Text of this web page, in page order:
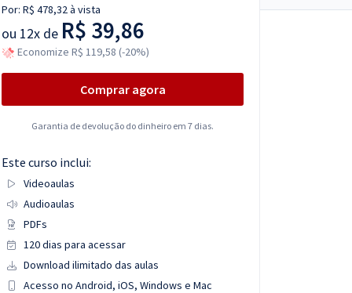
Por: R$ 478,32à vista
ou 12x de R$ 39,86
Economize R$ 119,58 (-20%)
Comprar agora
Garantia de devolução do dinheiro em 7 dias.
Este curso inclui:
Videoaulas
Audioaulas
PDFs
120 dias para acessar
Download ilimitado das aulas
Acesso no Android, iOS, Windows e Mac